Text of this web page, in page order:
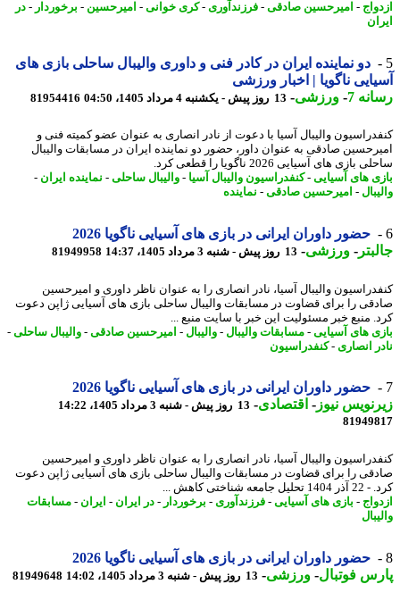
-امیرحسین صادقی-فرزندآوری - کری خوانی- امیرحسین-برخوردار-در
دو نماینده ایران در کادر فنی و داوری والیبال ساحلی بازی های
ناگویا | اخبار ورزشی
7
-ورزشی-13 روز پیش - یکشنبه 4 مرداد 1405، 04:50 81954416
والیبال آسیا با دعوت از نادر انصاری به عنوان عضو کمیته فنی و
صادقی به عنوان داور، حضور دو نماینده ایران در مسابقات والیبال
های آسیایی 2026 ناگویا را قطعی کرد.
های آسیایی-کنفدراسیون والیبال آسیا -والیبال ساحلی-نماینده ایران -
-امیرحسین صادقی-نماینده
حضور داوران ایرانی در بازی های آسیایی ناگویا 2026
-ورزشی-13 روز پیش - شنبه 3 مرداد 1405، 14:37 81949958
والیبال آسیا، نادر انصاری را به عنوان ناظر داوری و امیرحسین
را برای قضاوت در مسابقات والیبال ساحلی بازی های آسیایی ژاپن دعوت
منبع خبر مسئولیت این خبر با سایت منبع ...
های آسیایی-مسابقات والیبال-والیبال-امیرحسین صادقی-والیبال ساحلی-
انصاری- کنفدراسیون
حضور داوران ایرانی در بازی های آسیایی ناگویا 2026
نیوز-اقتصادی-13 روز پیش - شنبه 3 مرداد 1405، 14:22
والیبال آسیا، نادر انصاری را به عنوان ناظر داوری و امیرحسین
را برای قضاوت در مسابقات والیبال ساحلی بازی های آسیایی ژاپن دعوت
شناختی کاهش ...
-بازی های آسیایی-فرزندآوری - برخوردار-در ایران - ایران -
مسابقات
حضور داوران ایرانی در بازی های آسیایی ناگویا 2026
فوتبال-ورزشی-13 روز پیش - شنبه 3 مرداد 1405، 14:02 81949648